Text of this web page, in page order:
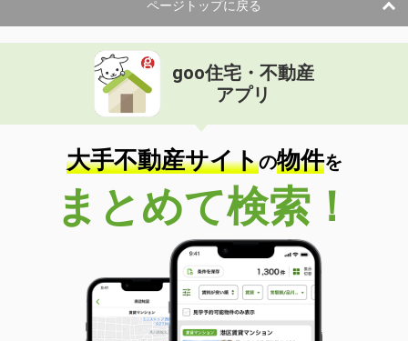
ページトップに戻る
goo住宅・不動産
アプリ
大手不動産サイトの物件を
まとめて検索！